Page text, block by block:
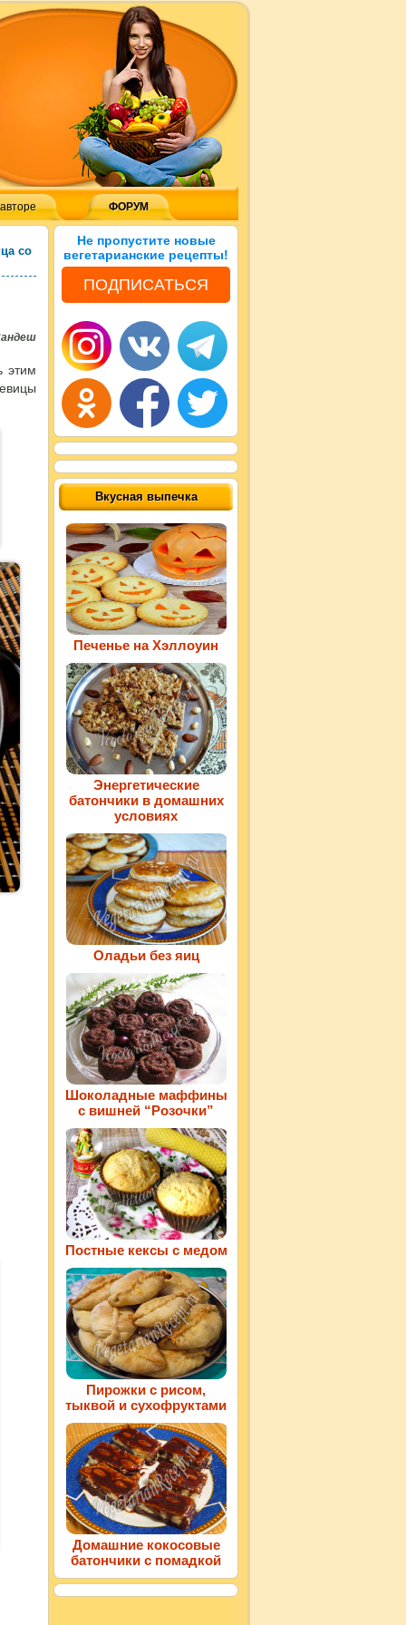
ФОРУМ
со
этим
Не пропустите новые
вегетарианские рецепты!
ПОДПИСАТЬСЯ
Вкусная выпечка
Печенье на Хэллоуин
Энергетические
батончики в домашних
условиях
Оладьи без яиц
Шоколадные маффины
с вишней “Розочки”
Постные кексы с медом
Пирожки с рисом,
тыквой и сухофруктами
Домашние кокосовые
батончики с помадкой